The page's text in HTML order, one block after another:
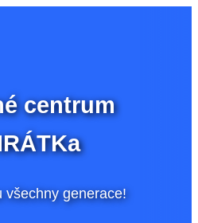
centrum
všechny generace!